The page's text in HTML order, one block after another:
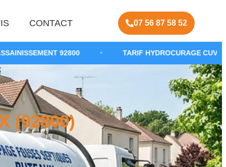
CONTACT 07 56 87 58 52
• TARIF HYDROCURAGE CUVE SEPTIQUE
(92800)